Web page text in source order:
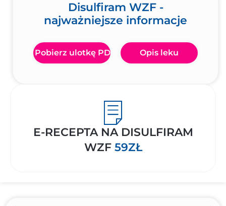
Disulfiram WZF -
najważniejsze informacje
Pobierz ulotkę PDF Opis leku
E-RECEPTA NA DISULFIRAM
WZF 59ZŁ